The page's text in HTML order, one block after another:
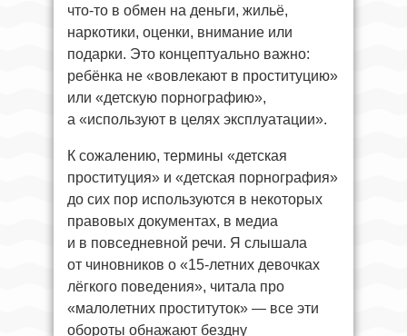
что-то в обмен на деньги, жильё,
наркотики, оценки, внимание или
подарки. Это концептуально важно:
ребёнка не «вовлекают в проституцию»
или «детскую порнографию»,
а «используют в целях эксплуатации».
К сожалению, термины «детская
проституция» и «детская порнография»
до сих пор используются в некоторых
правовых документах, в медиа
и в повседневной речи. Я слышала
от чиновников о «15-летних девочках
лёгкого поведения», читала про
«малолетних проституток» — все эти
обороты обнажают бездну